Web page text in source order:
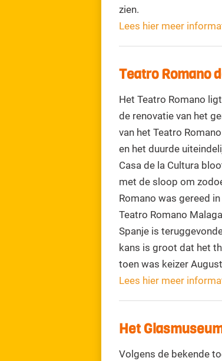
zien.
Lees hier meer
Teatro Romano
Het Teatro Romano
de renovatie van het
van het Teatro
en het duurde
Casa de la Cultura
met de sloop om
Romano was gereed
Teatro Romano
Spanje is
kans is groot dat het
toen was keizer
Lees hier meer
Het
Volgens de bekende